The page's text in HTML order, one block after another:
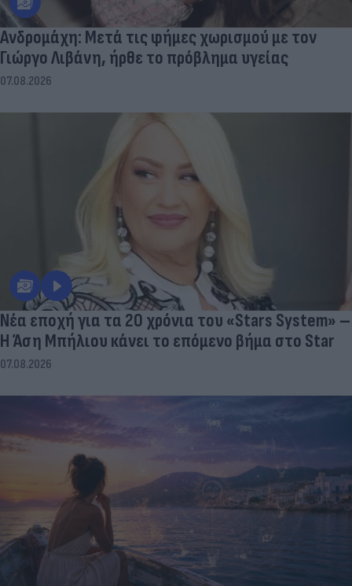
Aνδρομάχη: Mετά τις φήμες χωρισμού με τον
Γιώργο Λιβάνη, ήρθε το πρόβλημα υγείας
07.08.2026
Νέα εποχή για τα 20 χρόνια του «Stars System» –
Η Άση Μπήλιου κάνει το επόμενο βήμα στο Star
07.08.2026